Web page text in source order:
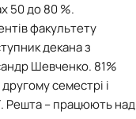
50 до 80 %.
факультету
декана з
Шевченко. 81%
семестрі і
Решта – працюють над